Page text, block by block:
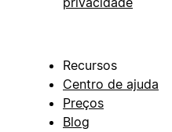
Recursos
Centro de ajuda
Preços
Blog